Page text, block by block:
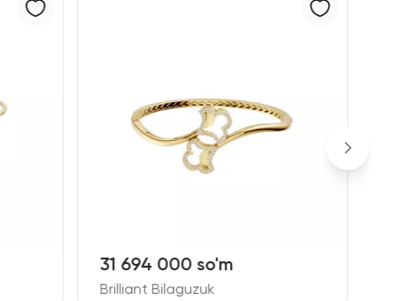
31 694 000 so'm
Brilliant Bilaguzuk